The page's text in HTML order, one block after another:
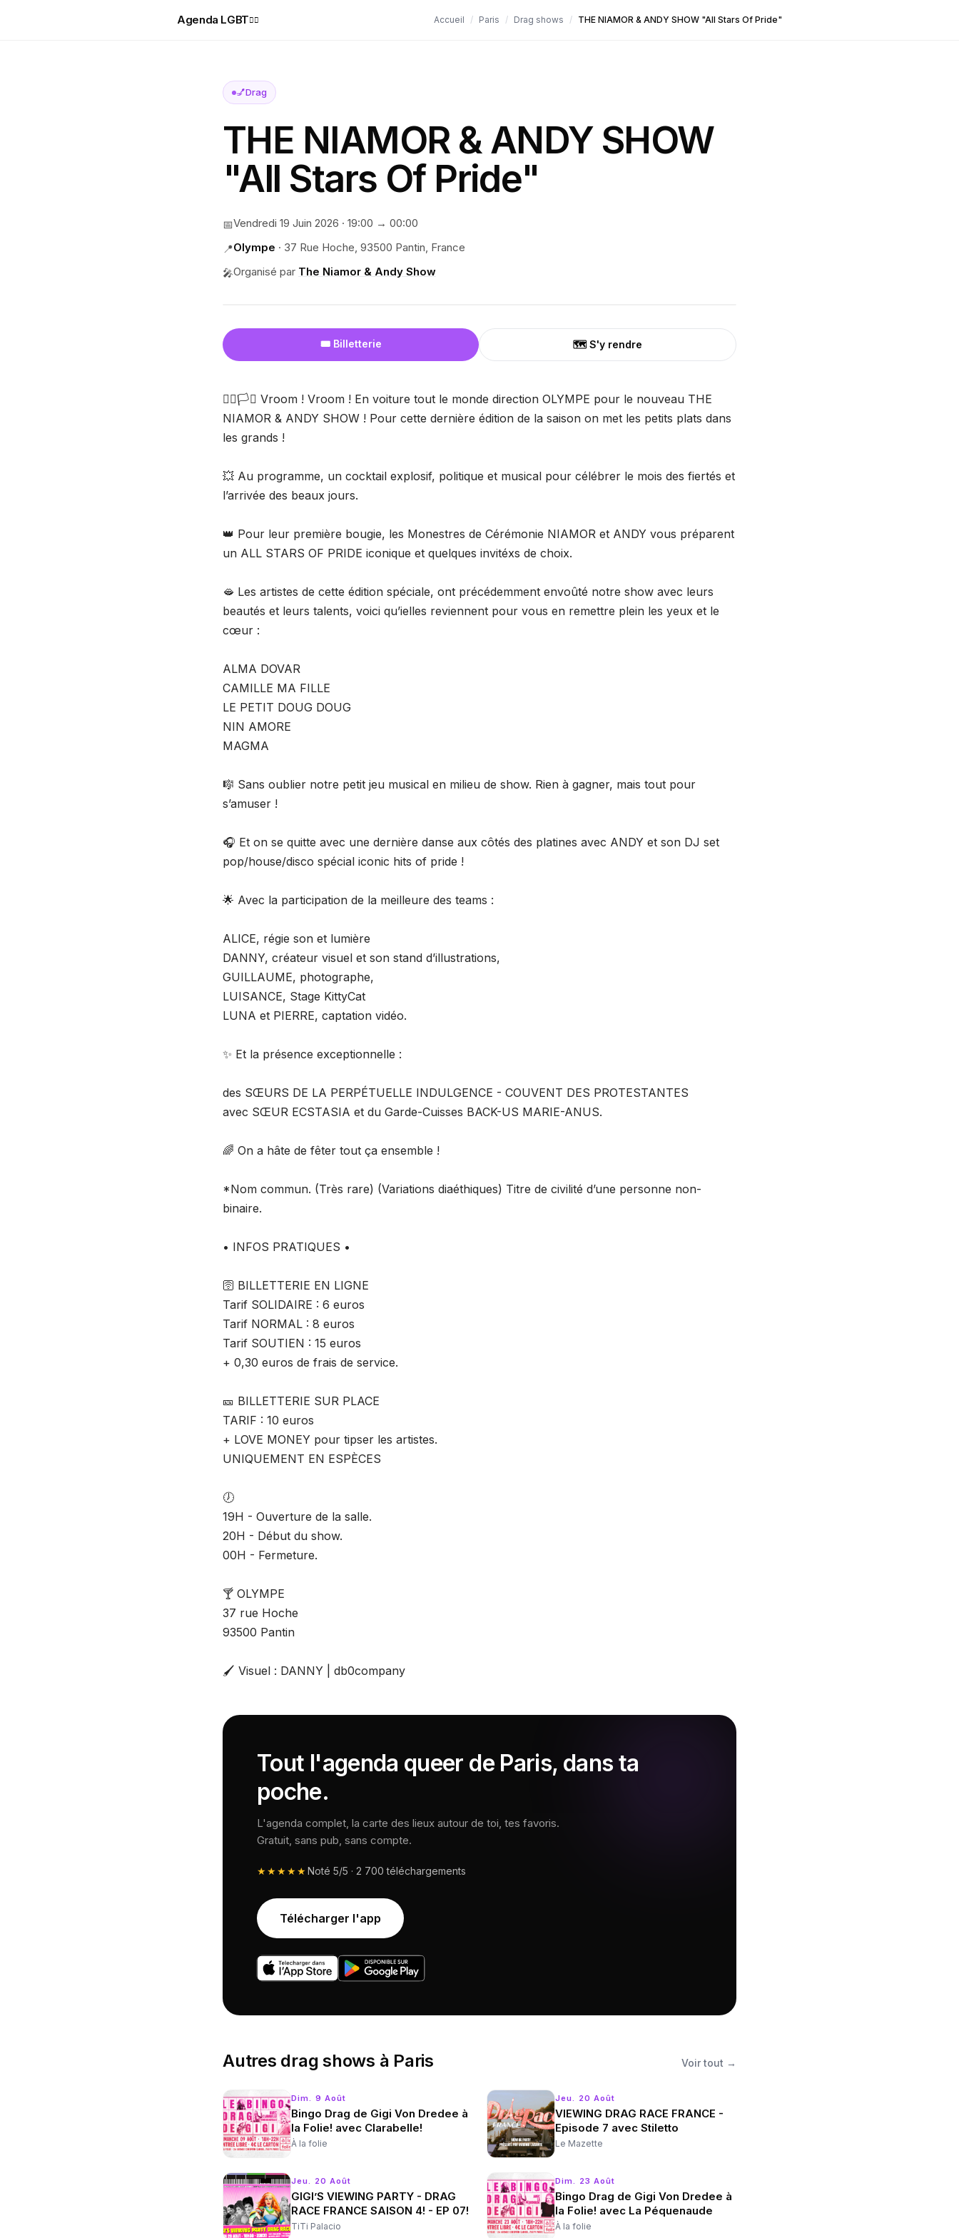
Agenda LGBT🏳️‍🌈 Accueil / Paris / Drag shows / THE NIAMOR & ANDY SHOW "All Stars Of Pride"
💅Drag
THE NIAMOR & ANDY SHOW
"All Stars Of Pride"
📅Vendredi 19 Juin 2026 · 19:00 → 00:00
📍Olympe · 37 Rue Hoche, 93500 Pantin, France
🎤Organisé par The Niamor & Andy Show
🎟️ Billetterie 🗺️ S'y rendre
🏳️‍🌈🏳️‍⚧️ Vroom ! Vroom ! En voiture tout le monde direction OLYMPE pour le nouveau THE
NIAMOR & ANDY SHOW ! Pour cette dernière édition de la saison on met les petits plats dans
les grands !
💥 Au programme, un cocktail explosif, politique et musical pour célébrer le mois des fiertés et
l’arrivée des beaux jours.
👑 Pour leur première bougie, les Monestres de Cérémonie NIAMOR et ANDY vous préparent
un ALL STARS OF PRIDE iconique et quelques invitéxs de choix.
🫦 Les artistes de cette édition spéciale, ont précédemment envoûté notre show avec leurs
beautés et leurs talents, voici qu’ielles reviennent pour vous en remettre plein les yeux et le
cœur :
ALMA DOVAR
CAMILLE MA FILLE
LE PETIT DOUG DOUG
NIN AMORE
MAGMA
🎼 Sans oublier notre petit jeu musical en milieu de show. Rien à gagner, mais tout pour
s’amuser !
🎧 Et on se quitte avec une dernière danse aux côtés des platines avec ANDY et son DJ set
pop/house/disco spécial iconic hits of pride !
🌟 Avec la participation de la meilleure des teams :
ALICE, régie son et lumière
DANNY, créateur visuel et son stand d’illustrations,
GUILLAUME, photographe,
LUISANCE, Stage KittyCat
LUNA et PIERRE, captation vidéo.
✨ Et la présence exceptionnelle :
des SŒURS DE LA PERPÉTUELLE INDULGENCE - COUVENT DES PROTESTANTES
avec SŒUR ECSTASIA et du Garde-Cuisses BACK-US MARIE-ANUS.
🌈 On a hâte de fêter tout ça ensemble !
*Nom commun. (Très rare) (Variations diaéthiques) Titre de civilité d’une personne non-
binaire.
• INFOS PRATIQUES •
🛜 BILLETTERIE EN LIGNE
Tarif SOLIDAIRE : 6 euros
Tarif NORMAL : 8 euros
Tarif SOUTIEN : 15 euros
+ 0,30 euros de frais de service.
🎫 BILLETTERIE SUR PLACE
TARIF : 10 euros
+ LOVE MONEY pour tipser les artistes.
UNIQUEMENT EN ESPÈCES
🕖
19H - Ouverture de la salle.
20H - Début du show.
00H - Fermeture.
🍸 OLYMPE
37 rue Hoche
93500 Pantin
🖌️ Visuel : DANNY | db0company
Tout l'agenda queer de Paris, dans ta
poche.
L'agenda complet, la carte des lieux autour de toi, tes favoris.
Gratuit, sans pub, sans compte.
★★★★★Noté 5/5 · 2 700 téléchargements
Télécharger l'app
Autres drag shows à Paris Voir tout →
Dim. 9 Août
Bingo Drag de Gigi Von Dredee à
la Folie! avec Clarabelle!
À la folie
Jeu. 20 Août
VIEWING DRAG RACE FRANCE -
Episode 7 avec Stiletto
Le Mazette
Jeu. 20 Août
GIGI’S VIEWING PARTY - DRAG
RACE FRANCE SAISON 4! - EP 07!
TiTi Palacio
Dim. 23 Août
Bingo Drag de Gigi Von Dredee à
la Folie! avec La Péquenaude
À la folie